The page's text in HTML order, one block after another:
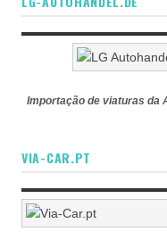
Importação de viaturas da
VIA-CAR.PT